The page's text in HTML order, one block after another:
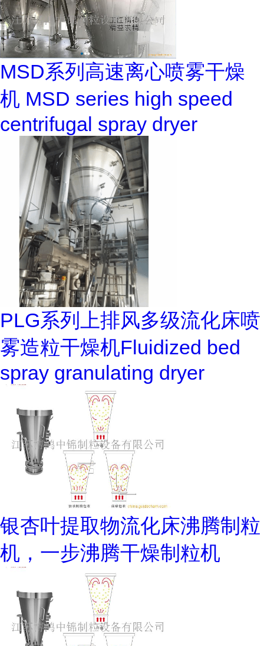
MSD系列高速离心喷雾干燥
机 MSD series high speed
centrifugal spray dryer
PLG系列上排风多级流化床喷
雾造粒干燥机Fluidized bed
spray granulating dryer
银杏叶提取物流化床沸腾制粒
机，一步沸腾干燥制粒机